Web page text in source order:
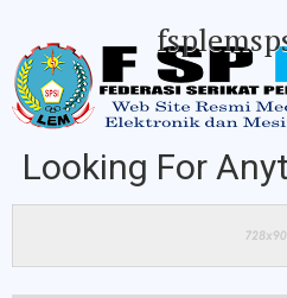
Looking For